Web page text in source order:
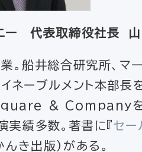
ニー 代表取締役社長
。船井総合研究所、マ
イネーブルメント本部長
Square & Companyを
績多数。著書に『セー
んき出版）がある。